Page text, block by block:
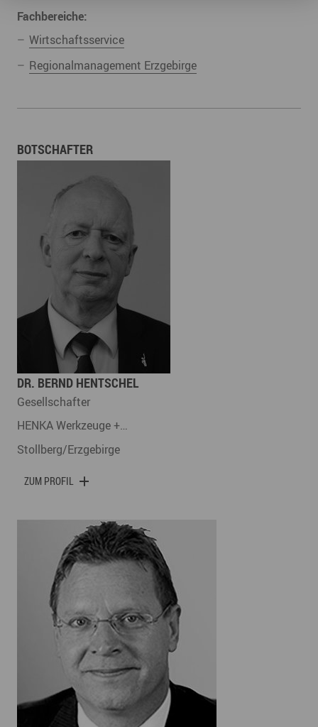
Fachbereiche:
Wirtschaftsservice
Regionalmanagement Erzgebirge
BOTSCHAFTER
DR. BERND HENTSCHEL
Gesellschafter
HENKA Werkzeuge +…
Stollberg/Erzgebirge
ZUM PROFIL